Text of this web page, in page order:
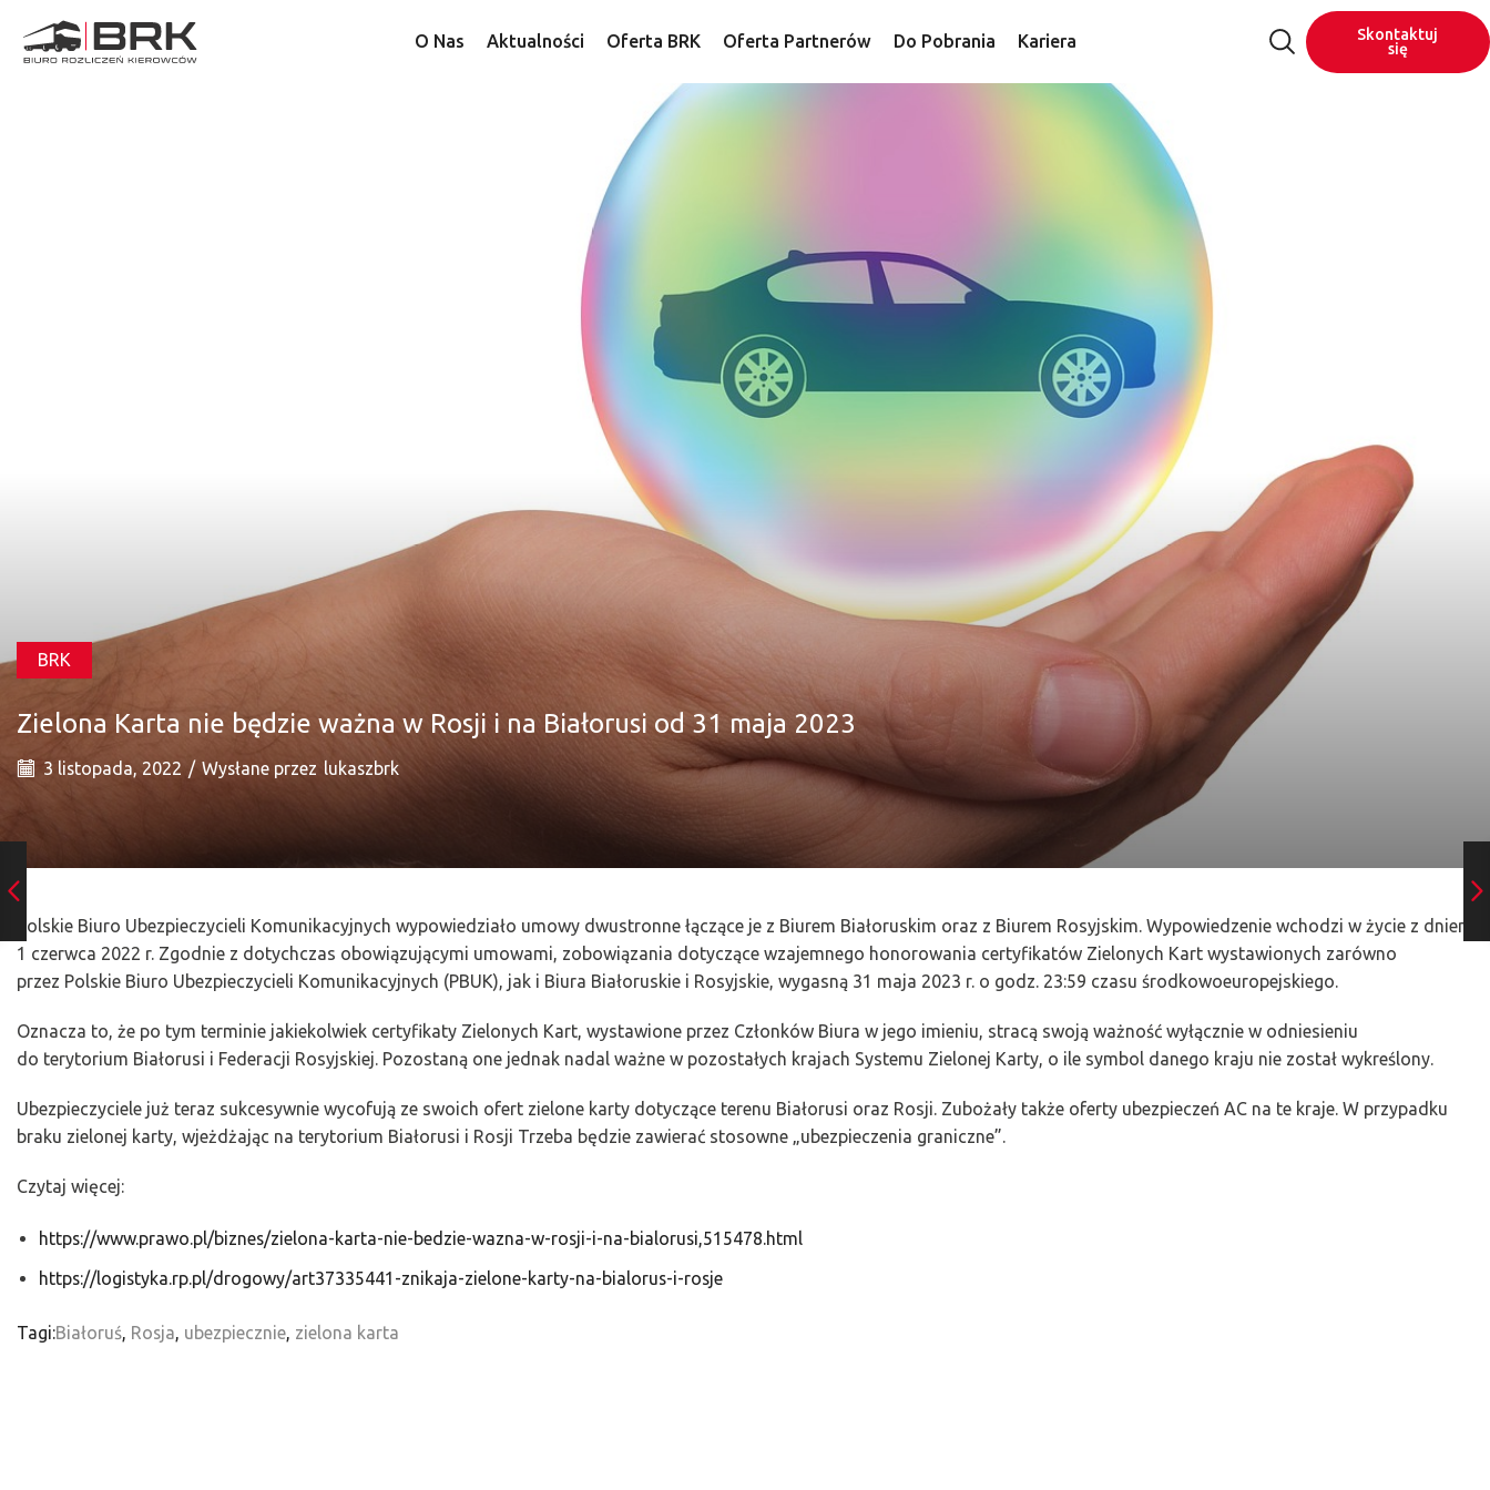
O Nas Aktualności Oferta BRK Oferta Partnerów Do Pobrania Kariera
Skontaktuj
się
BRK
Zielona Karta nie będzie ważna w Rosji i na Białorusi od 31 maja 2023
3 listopada, 2022 / Wysłane przez lukaszbrk
Polskie Biuro Ubezpieczycieli Komunikacyjnych wypowiedziało umowy dwustronne łączące je z Biurem Białoruskim oraz z Biurem Rosyjskim. Wypowiedzenie wchodzi w życie z dniem
1 czerwca 2022 r. Zgodnie z dotychczas obowiązującymi umowami, zobowiązania dotyczące wzajemnego honorowania certyfikatów Zielonych Kart wystawionych zarówno
przez Polskie Biuro Ubezpieczycieli Komunikacyjnych (PBUK), jak i Biura Białoruskie i Rosyjskie, wygasną 31 maja 2023 r. o godz. 23:59 czasu środkowoeuropejskiego.
Oznacza to, że po tym terminie jakiekolwiek certyfikaty Zielonych Kart, wystawione przez Członków Biura w jego imieniu, stracą swoją ważność wyłącznie w odniesieniu
do terytorium Białorusi i Federacji Rosyjskiej. Pozostaną one jednak nadal ważne w pozostałych krajach Systemu Zielonej Karty, o ile symbol danego kraju nie został wykreślony.
Ubezpieczyciele już teraz sukcesywnie wycofują ze swoich ofert zielone karty dotyczące terenu Białorusi oraz Rosji. Zubożały także oferty ubezpieczeń AC na te kraje. W przypadku
braku zielonej karty, wjeżdżając na terytorium Białorusi i Rosji Trzeba będzie zawierać stosowne „ubezpieczenia graniczne”.
Czytaj więcej:
https://www.prawo.pl/biznes/zielona-karta-nie-bedzie-wazna-w-rosji-i-na-bialorusi,515478.html
https://logistyka.rp.pl/drogowy/art37335441-znikaja-zielone-karty-na-bialorus-i-rosje
Tagi:Białoruś, Rosja, ubezpiecznie, zielona karta